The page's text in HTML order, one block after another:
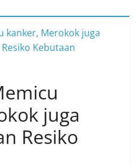
juga
Resiko